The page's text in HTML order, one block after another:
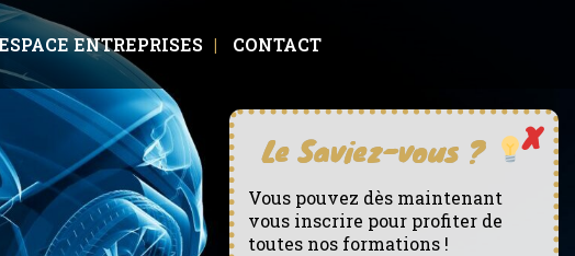
ENTREPRISES CONTACT
Vous pouvez dès maintenant
vous inscrire pour profiter de
toutes nos formations !